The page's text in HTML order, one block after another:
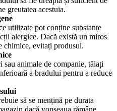
greutatea acestuia.
utilizate pot conține substanțe
alergice. Dacă există un miros
chimice, evitați produsul.
animale de companie, tăiați
a bradului pentru a reduce
să se mențină pe durata
dacă vopseaua rămâne